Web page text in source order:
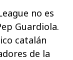
no es
Guardiola.
catalán
de la